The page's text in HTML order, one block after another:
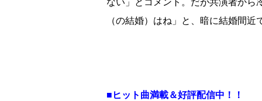
ない」とコメント。だが共演者から
（の結婚）はね」と、暗に結婚間
■ヒット曲満載＆好評配信中！！